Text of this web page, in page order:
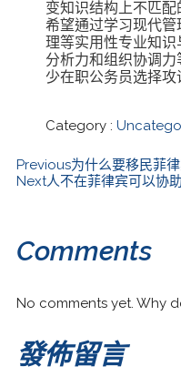
变知识结构上不匹
希望通过学习现代
理等实用性专业知识
分析力和组织协调
少在职公务员选择攻
Category :
Previous为什么要移民菲律
Next人不在菲律宾可以协
Comments
No comments yet. Why
發佈留言